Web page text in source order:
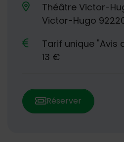
Lieu alternatif
Théâtre Victor-
Victor-Hugo
Tarif unique "Avis
13 €
Réserver